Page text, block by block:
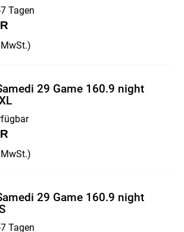
Tagen
29 Game 160.9 night
29 Game 160.9 night
Tagen